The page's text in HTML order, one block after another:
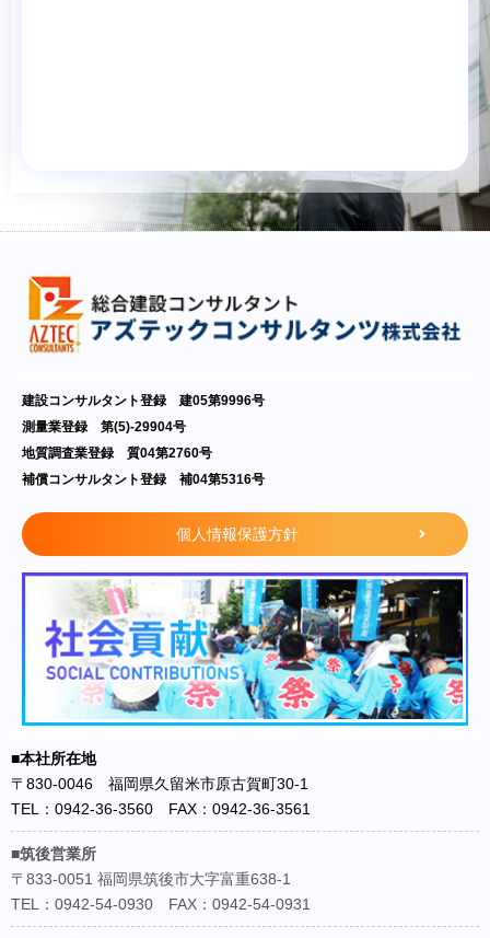
建設コンサルタント登録 建05第9996号
測量業登録 第(5)-29904号
地質調査業登録 質04第2760号
補償コンサルタント登録 補04第5316号
個人情報保護方針
■本社所在地
〒830-0046 福岡県久留米市原古賀町30-1
TEL：0942-36-3560 FAX：0942-36-3561
■筑後営業所
〒833-0051 福岡県筑後市大字富重638-1
TEL：0942-54-0930 FAX：0942-54-0931